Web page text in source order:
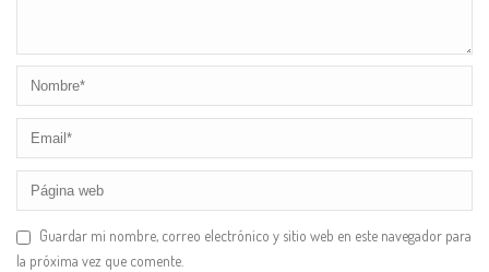
Guardar mi nombre, correo electrónico y sitio web en este navegador para
la próxima vez que comente.